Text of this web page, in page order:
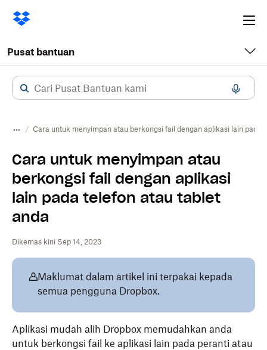
Pusat bantuan
Cara untuk menyimpan atau berkongsi fail dengan aplikasi lain pada
Cara untuk menyimpan atau
berkongsi fail dengan aplikasi
lain pada telefon atau tablet
anda
Dikemas kini Sep 14, 2023
Maklumat dalam artikel ini terpakai kepada
semua pengguna Dropbox.
Aplikasi mudah alih Dropbox memudahkan anda
untuk berkongsi fail ke aplikasi lain pada peranti atau